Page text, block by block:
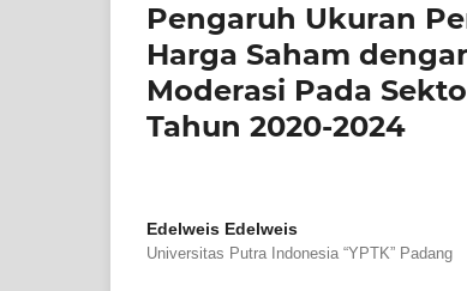
Pengaruh Ukuran
Harga Saham
Moderasi Pada
Tahun 2020-2024
Edelweis Edelweis
Universitas Putra Indonesia “YPTK” Padang